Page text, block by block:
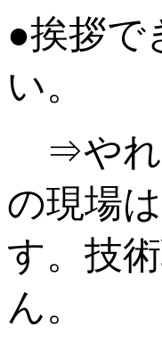
●挨拶で
い。
⇒やれ
の現場
す。技
ん。